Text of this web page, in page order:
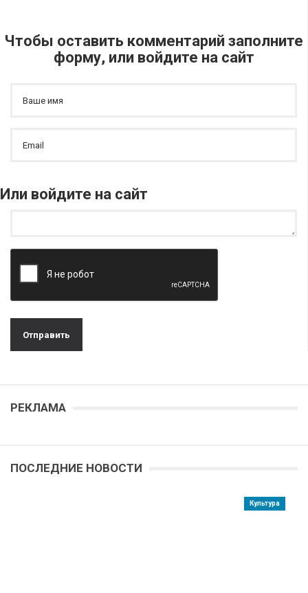
Чтобы оставить комментарий заполните
форму, или войдите на сайт
Или войдите на сайт
РЕКЛАМА
ПОСЛЕДНИЕ НОВОСТИ
Культура